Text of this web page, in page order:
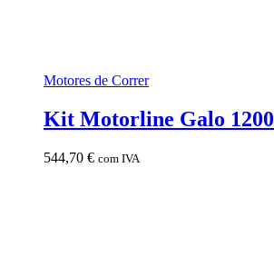
Motores de Correr
Kit Motorline Galo 1200
544,70 € com IVA